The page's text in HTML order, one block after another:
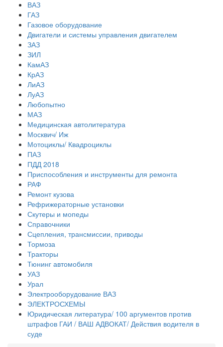
ВАЗ
ГАЗ
Газовое оборудование
Двигатели и системы управления двигателем
ЗАЗ
ЗИЛ
КамАЗ
КрАЗ
ЛиАЗ
ЛуАЗ
Любопытно
МАЗ
Медицинская автолитература
Москвич/ Иж
Мотоциклы/ Квадроциклы
ПАЗ
ПДД 2018
Приспособления и инструменты для ремонта
РАФ
Ремонт кузова
Рефрижераторные установки
Скутеры и мопеды
Справочники
Сцепления, трансмиссии, приводы
Тормоза
Тракторы
Тюнинг автомобиля
УАЗ
Урал
Электрооборудование ВАЗ
ЭЛЕКТРОСХЕМЫ
Юридическая литература/ 100 аргументов против
штрафов ГАИ / ВАШ АДВОКАТ/ Действия водителя в
суде